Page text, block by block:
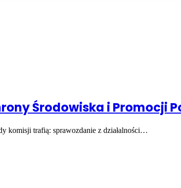
Środowiska i Promocji
komisji trafią: sprawozdanie z działalności…